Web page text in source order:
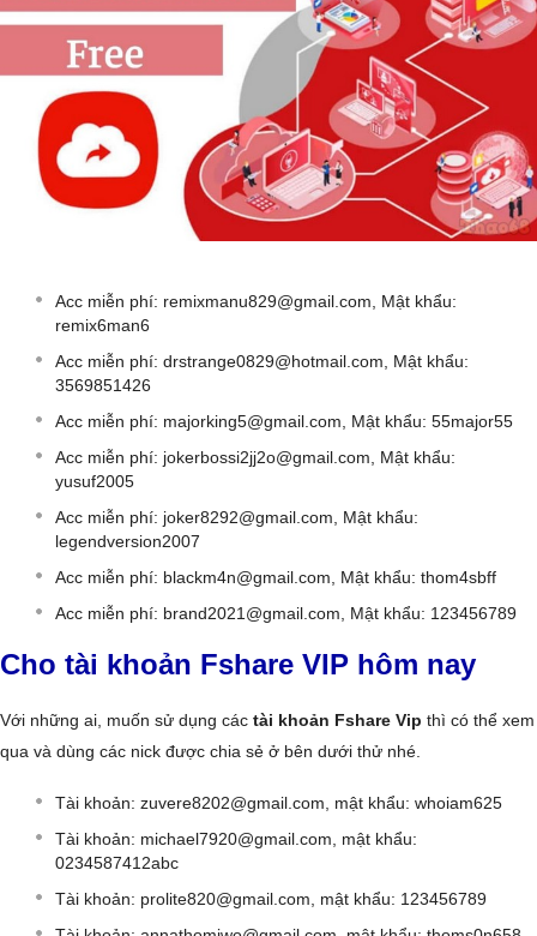
Acc miễn phí: remixmanu829@gmail.com , Mật khẩu:
remix6man6
Acc miễn phí: drstrange0829@hotmail.com , Mật khẩu:
3569851426
Acc miễn phí: majorking5@gmail.com , Mật khẩu: 55major55
Acc miễn phí: jokerbossi2jj2o@gmail.com , Mật khẩu:
yusuf2005
Acc miễn phí: joker8292@gmail.com , Mật khẩu:
legendversion2007
Acc miễn phí: blackm4n@gmail.com , Mật khẩu: thom4sbff
Acc miễn phí: brand2021@gmail.com , Mật khẩu: 123456789
Cho tài khoản Fshare VIP hôm nay
Với những ai, muốn sử dụng các tài khoản Fshare Vip thì có thể xem
qua và dùng các nick được chia sẻ ở bên dưới thử nhé.
Tài khoản: zuvere8202@gmail.com , mật khẩu: whoiam625
Tài khoản: michael7920@gmail.com , mật khẩu:
0234587412abc
Tài khoản: prolite820@gmail.com , mật khẩu: 123456789